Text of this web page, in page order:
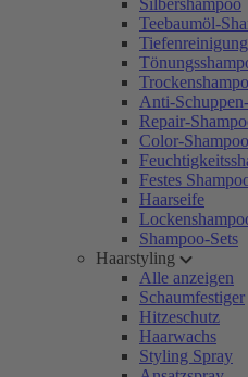
Silbershampoo
Teebaumöl-
Anti-
Repair-
Color-Shampoo
Festes
Haarseife
Shampoo-Sets
Haarstyling
Alle anzeigen
Schaumfestiger
Hitzeschutz
Haarwachs
Styling Spray